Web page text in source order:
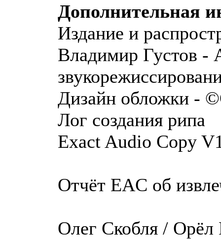
Дополнительная
Издание и
Владимир Густов -
Дизайн обложки -
Лог создания рипа
Exact Audio Copy
Отчёт EAC об
Олег Скобля /